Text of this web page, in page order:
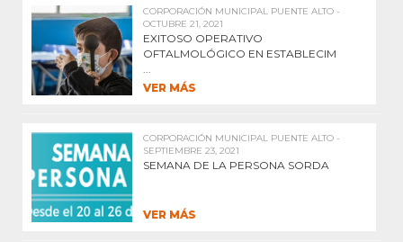
CORPORACIÓN MUNICIPAL PUENTE ALTO -
OCTUBRE 21, 2021
EXITOSO OPERATIVO
OFTALMOLÓGICO EN ESTABLECIM
VER MÁS
CORPORACIÓN MUNICIPAL PUENTE ALTO -
SEPTIEMBRE 23, 2021
SEMANA DE LA PERSONA SORDA
VER MÁS